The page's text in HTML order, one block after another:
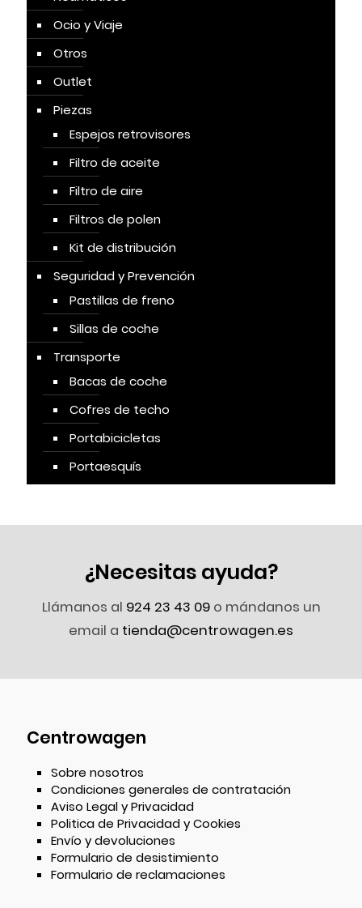
Ocio y Viaje
Otros
Outlet
Piezas
Espejos retrovisores
Filtro de aceite
Filtro de aire
Filtros de polen
Kit de distribución
Seguridad y Prevención
Pastillas de freno
Sillas de coche
Transporte
Bacas de coche
Cofres de techo
Portabicicletas
Portaesquís
¿Necesitas ayuda?
Llámanos al 924 23 43 09o mándanos un
email a tienda@centrowagen.es
Centrowagen
Sobre nosotros
Condiciones generales de contratación
Aviso Legal y Privacidad
Politica de Privacidad y Cookies
Envío y devoluciones
Formulario de desistimiento
Formulario de reclamaciones